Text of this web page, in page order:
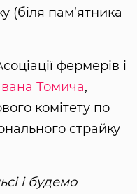
(біля пам’ятника
фермерів і
Томича,
комітету по
страйку
і будемо